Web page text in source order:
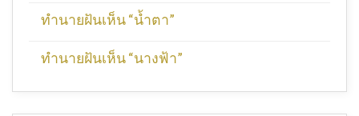
ทำนายฝันเห็น “น้ำตา”
ทำนายฝันเห็น “นางฟ้า”